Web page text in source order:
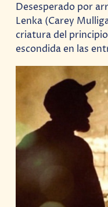
Desesperado por
Lenka (Carey
criatura del
escondida en las